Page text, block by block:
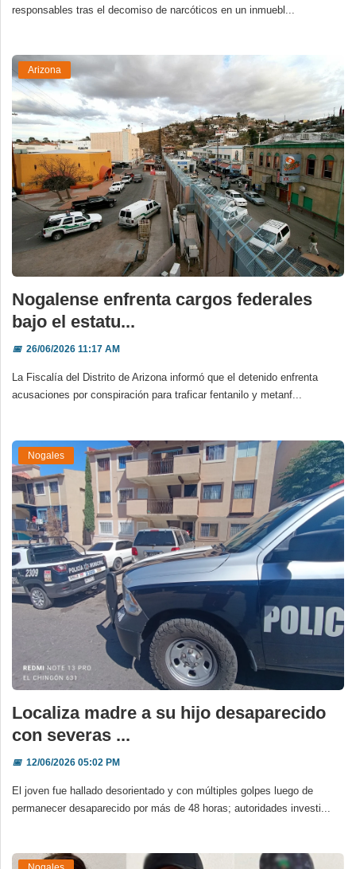
responsables tras el decomiso de narcóticos en un inmuebl...
Arizona
Nogalense enfrenta cargos federales
bajo el estatu...
📅26/06/2026 11:17 AM
La Fiscalía del Distrito de Arizona informó que el detenido enfrenta
acusaciones por conspiración para traficar fentanilo y metanf...
Nogales
Localiza madre a su hijo desaparecido
con severas ...
📅12/06/2026 05:02 PM
El joven fue hallado desorientado y con múltiples golpes luego de
permanecer desaparecido por más de 48 horas; autoridades investi...